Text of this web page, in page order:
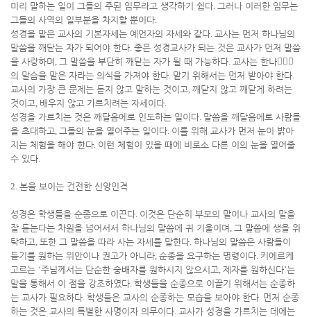
미리 말하는 일이 그들의 주된 임무라고 생각하기 쉽다. 그러나 이러한 임무는
그들의 사역의 일부분을 차지할 뿐이다.
성경을 맡은 교사의 기본자세는 예언자의 자세와 같다. 교사는 먼저 하나님의
말씀을 깨닫는 자가 되어야 한다. 좋은 성경교사가 되는 것은 교사가 먼저 말씀
을 사랑하며 , 그 말씀을 부단히 깨닫는 자가 될 때 가능하다. 교사는 한나ᅟᅵᆷ
의 말슴을 맡은 자라는 의식을 가져야 한다. 맡기 위해서는 먼저 받아야 한다.
교사의 가장 큰 문제는 듣지 않고 말하는 것이고, 깨닫지 않고 깨닫게 하려는
것이고, 배우지 않고 가르치려는 자세이다.
성경을 가르치는 것은 깨달음에로 인도하는 일이다. 말씀을 깨달음에로 사람들
을 초대하고, 그들의 눈을 열어주는 일이다. 이를 위해 교사가 먼저 눈이 밝아
지는 체험을 해야 한다. 이런 체험이 있을 때에 비로소 다른 이의 눈을 열어줄
수 있다.
2. 본을 보이는 건전한 신앙인격
성경은 학생들을 순종으로 이끈다. 이것은 단순히 부모의 말이나 교사의 말을
잘 듣는다는 차원을 넘어서서 하나님의 말씀에 귀 기울이며 , 그 말씀에 생을 위
탁하고, 또한 그 말씀을 따라 사는 자세를 말한다. 하나님의 말씀은 사람들이
듣기를 원하는 위안이나 권고가 아니라, 순종을 요구하는 명령이다. 키에르케
고르는 ‘주님께서는 단순한 숭배자를 원하시지 않으시고, 제자를 원하신다’는
말을 통해서 이 점을 강조하였다. 학생들을 순종으로 이끌기 위해서는 순종하
는 교사가 필요하다. 학생들은 교사의 순종하는 모습을 보아야 한다. 먼저 순종
하는 것은 교사의 특별한 사명이자 의무이다. 교사가 성경을 가르치는 데에는